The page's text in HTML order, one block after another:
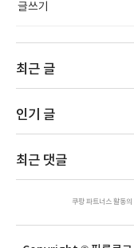
글쓰기
최근 글
인기 글
최근 댓글
쿠팡 파트너스 활동